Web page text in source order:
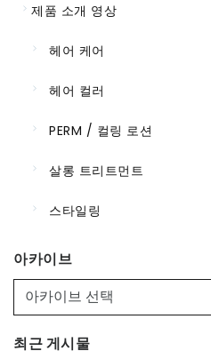
제품 소개 영상
헤어 케어
헤어 컬러
PERM / 컬링 로션
살롱 트리트먼트
스타일링
아카이브
최근 게시물